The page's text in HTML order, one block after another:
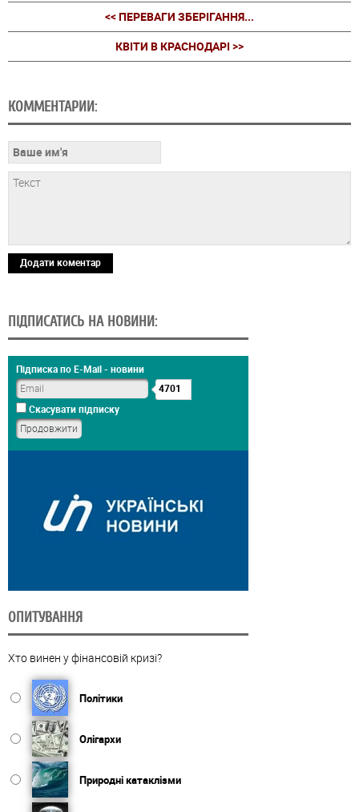
<< ПЕРЕВАГИ ЗБЕРІГАННЯ...
КВІТИ В КРАСНОДАРІ >>
КОММЕНТАРИИ:
Додати коментар
ПІДПИСАТИСЬ НА НОВИНИ:
Підписка по E-Mail - новини
4701
Скасувати підписку
ОПИТУВАННЯ
Хто винен у фінансовій кризі?
Політики
Олігархи
Природні катаклізми